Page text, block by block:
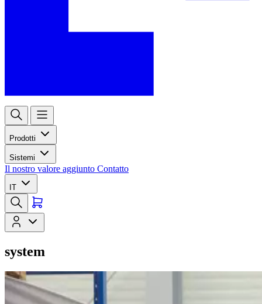
Prodotti
Sistemi
Il nostro valore aggiunto Contatto
IT
system